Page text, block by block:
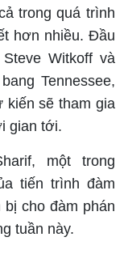
trong quá trình
hơn nhiều. Đầu
Witkoff và
Tennessee,
kiến sẽ tham gia
gian tới.
một trong
tiến trình đàm
bị cho đàm phán
tuần này.